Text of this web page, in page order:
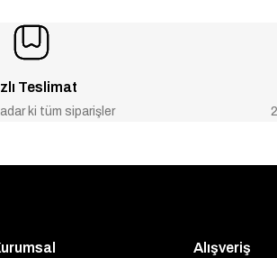
Teslimat
ki tüm siparişler
Alışveriş